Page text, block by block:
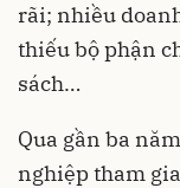
rãi; nhiều
thiếu bộ phận
sách…
Qua gần ba
nghiệp tham